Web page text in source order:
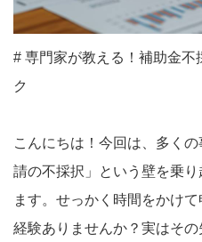
# 専門家が教える！補助金不
ク
こんにちは！今回は、多く
請の不採択」という壁を乗
ます。せっかく時間をかけ
経験ありませんか？実はそ